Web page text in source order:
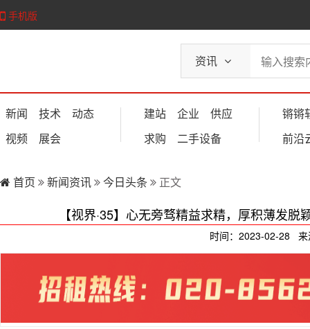
手机版
资讯
新闻 技术
动态
视频
展会
建站 企业
供应
求购
二手设备
锵锵
前沿
首页 新闻资讯 今日头条 正文
【视界·35】心无旁骛精益求精，厚积薄发
时间：2023-02-28